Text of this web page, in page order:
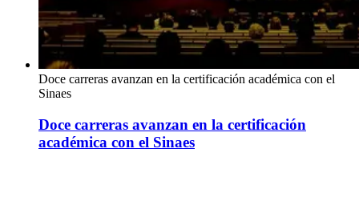
Doce carreras avanzan en la certificación académica con el
Sinaes
Doce carreras avanzan en la certificación
académica con el Sinaes